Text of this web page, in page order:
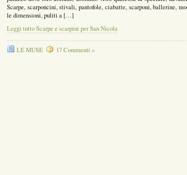
Scarpe, scarponcini, stivali, pantofole, ciabatte, scarponi, ballerine,
le dimensioni, puliti a […]
Leggi tutto Scarpe e scarpini per San Nicola
LE MUSE 17 Commenti »